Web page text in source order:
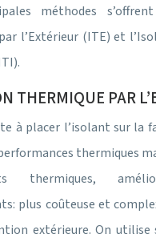
méthodes
l’Extérieur (ITE) et
THERMIQUE PAR
à placer l’isolant sur la
thermiques
thermiques,
plus coûteuse et
extérieure. On utilise